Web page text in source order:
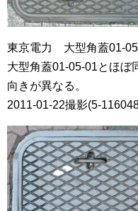
東京電力 大型角蓋01-05-
大型角蓋01-05-01とほぼ
向きが異なる。
2011-01-22撮影(5-